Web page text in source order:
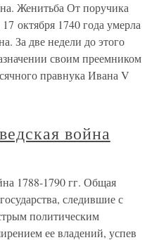
Женитьба От поручика
октября 1740 года умерла
За две недели до этого
своим преемником
правнука Ивана V
война
1788-1790 гг. Общая
следившие с
политическим
ее владений, успев